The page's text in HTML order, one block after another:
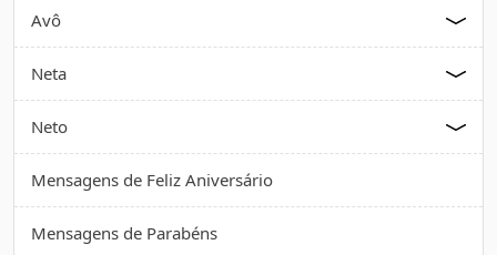
Avô
Neta
Neto
Mensagens de Feliz Aniversário
Mensagens de Parabéns